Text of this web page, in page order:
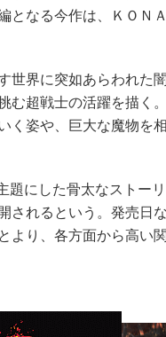
となる今作は、ＫＯＮ
世界に突如あらわれた
む超戦士の活躍を描く
く姿や、巨大な魔物を
題にした骨太なストー
されるという。発売日
より、各方面から高い